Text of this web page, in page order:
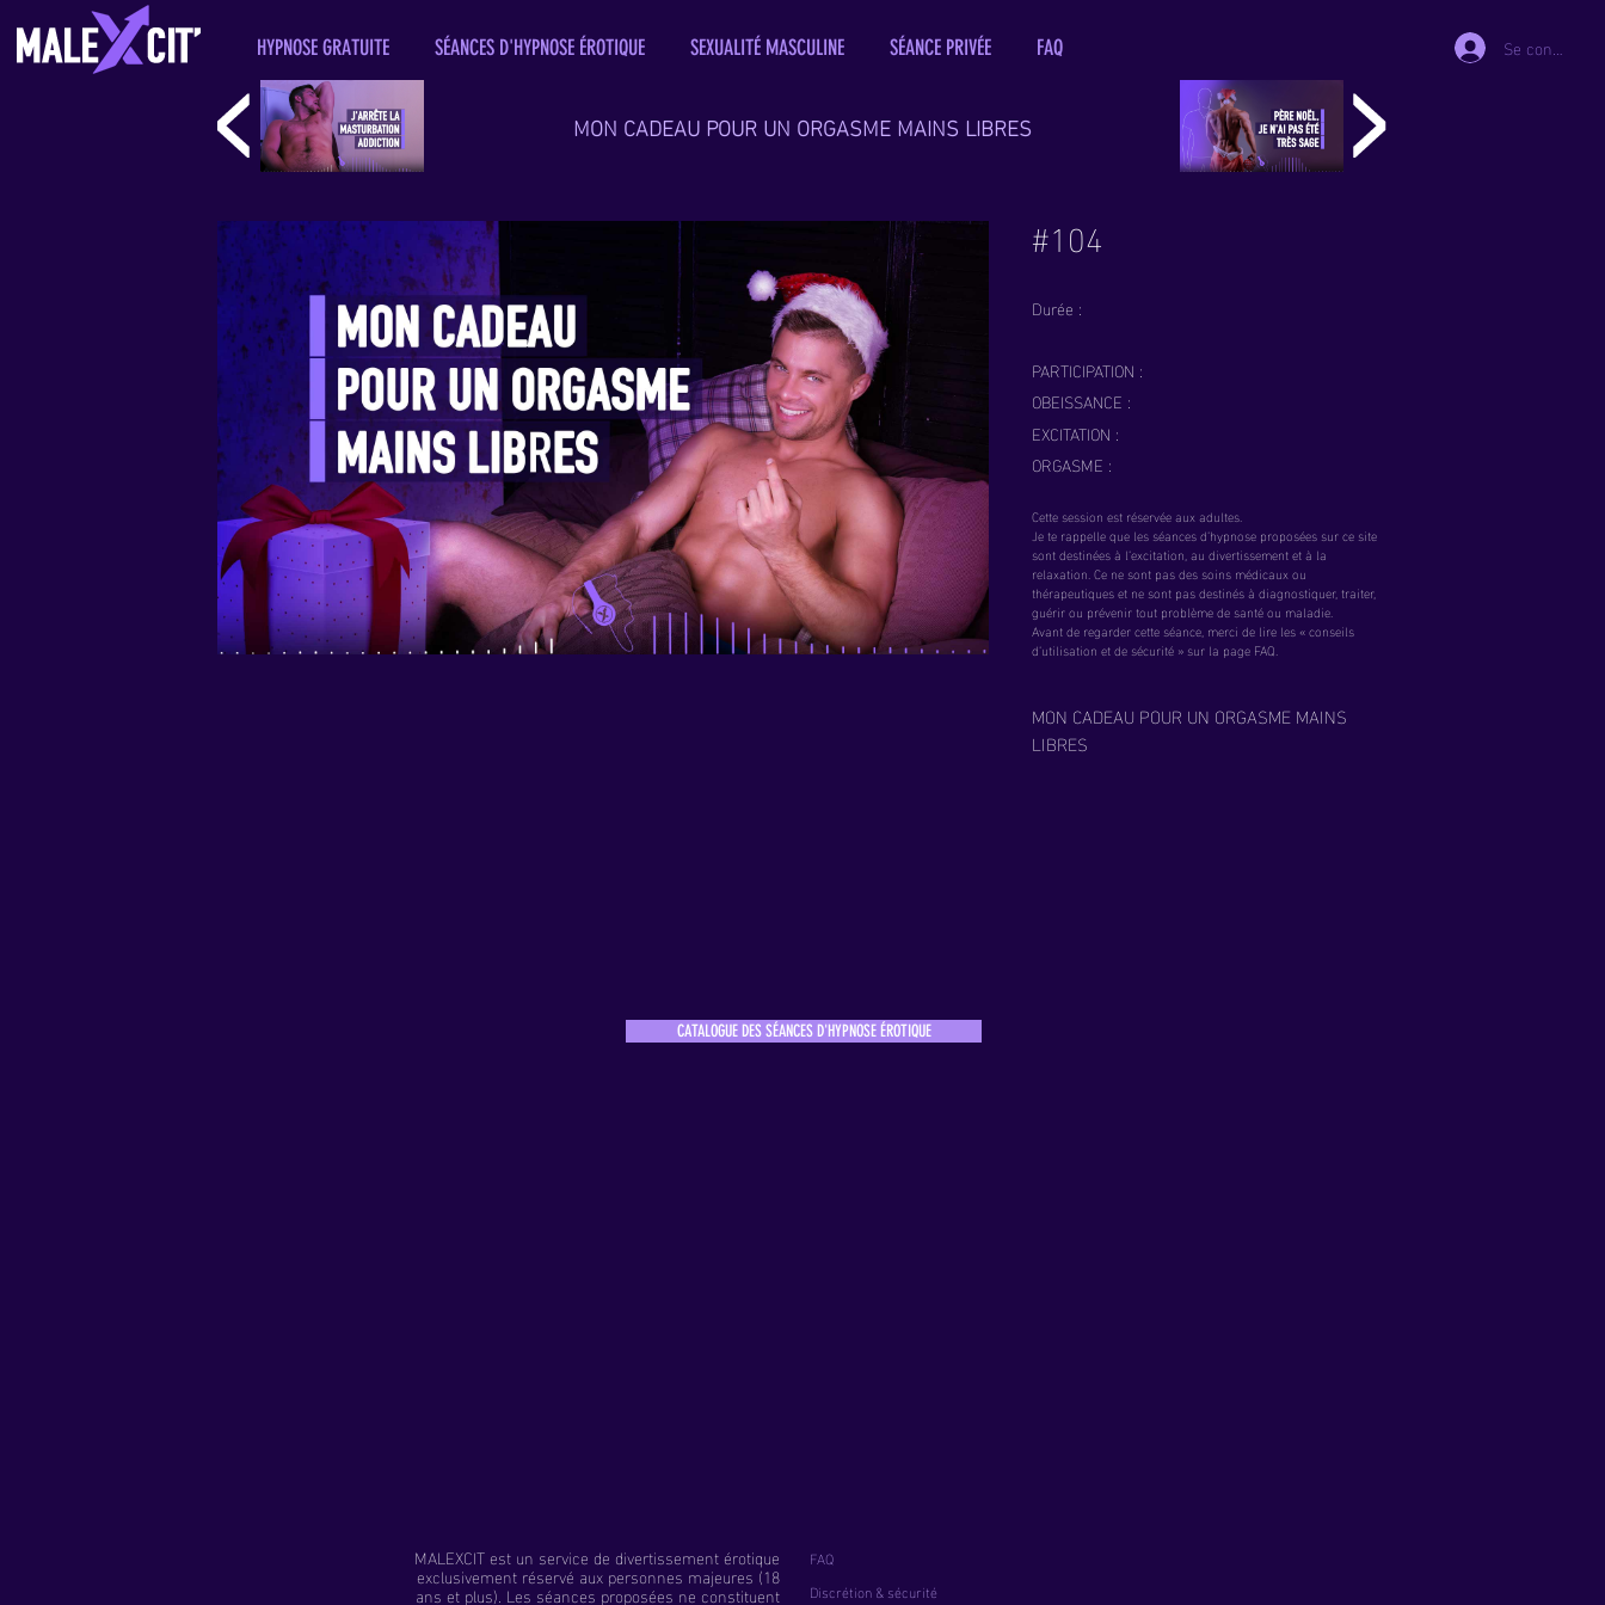
HYPNOSE GRATUITE SÉANCES D'HYPNOSE ÉROTIQUE SEXUALITÉ MASCULINE SÉANCE PRIVÉE FAQ Se connecter
MON CADEAU POUR UN ORGASME MAINS LIBRES
#104
Durée :
PARTICIPATION :
OBEISSANCE :
EXCITATION :
ORGASME :
Cette session est réservée aux adultes.
Je te rappelle que les séances d’hypnose proposées sur ce site
sont destinées à l’excitation, au divertissement et à la
relaxation. Ce ne sont pas des soins médicaux ou
thérapeutiques et ne sont pas destinés à diagnostiquer, traiter,
guérir ou prévenir tout problème de santé ou maladie.
Avant de regarder cette séance, merci de lire les « conseils
d’utilisation et de sécurité » sur la page FAQ.
MON CADEAU POUR UN ORGASME MAINS
LIBRES
CATALOGUE DES SÉANCES D'HYPNOSE ÉROTIQUE
MALEXCIT est un service de divertissement érotique
exclusivement réservé aux personnes majeures (18
ans et plus). Les séances proposées ne constituent
FAQ
Discrétion & sécurité